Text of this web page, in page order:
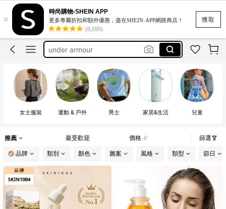
獲取
×
時尚購物-SHEIN APP
更多專屬折扣和額外優惠，盡在SHEIN·APP網路商店！
(8,699)
莫代爾長褲
under armour
運動內衣 大碼 扣
pencil skirt
莫代爾長褲
under armour
女士服裝 運動 & 戶外 男士 家居&生活 兒童
推薦 最受歡迎 價格 篩選
品牌 類別 顏色 圖案 風格 類型 節日